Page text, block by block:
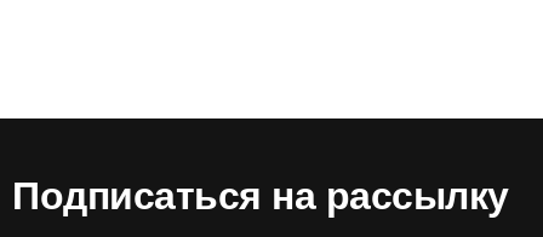
Подписаться на рассылку